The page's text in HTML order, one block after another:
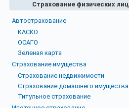
Страхование физических лиц
Автострахование
КАСКО
ОСАГО
Зеленая карта
Страхование имущества
Страхование недвижимости
Страхование домашнего имущества
Титульное страхование